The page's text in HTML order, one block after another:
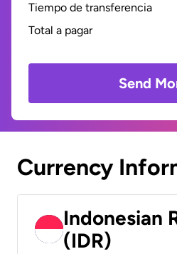
Tiempo de transferencia
Total a pagar
Send
Currency
Indonesian
(IDR)